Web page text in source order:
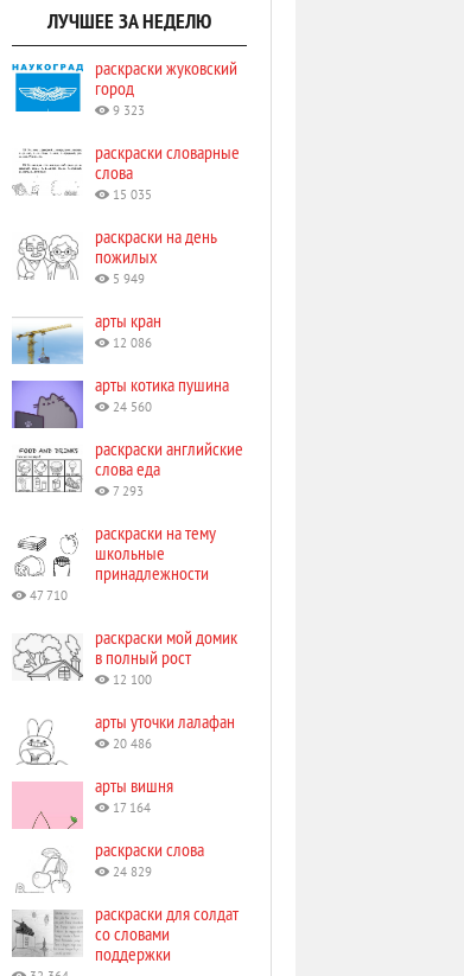
ЛУЧШЕЕ ЗА НЕДЕЛЮ
раскраски жуковский
город
9 323
раскраски словарные
слова
15 035
раскраски на день
пожилых
5 949
арты кран
12 086
арты котика пушина
24 560
раскраски английские
слова еда
7 293
раскраски на тему
школьные
принадлежности
47 710
раскраски мой домик
в полный рост
12 100
арты уточки лалафан
20 486
арты вишня
17 164
раскраски слова
24 829
раскраски для солдат
со словами
поддержки